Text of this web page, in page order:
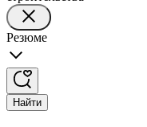
Резюме
Найти